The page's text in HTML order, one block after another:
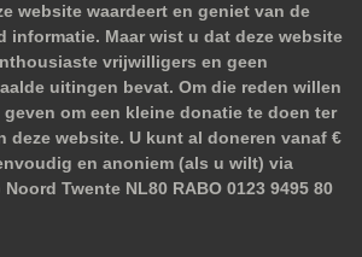
website waardeert en geniet van de
informatie. Maar wist u dat deze website
vrijwilligers en geen
uitingen bevat. Om die reden willen
om een kleine donatie te doen ter
deze website. U kunt al doneren vanaf €
en anoniem (als u wilt) via
Twente NL80 RABO 0123 9495 80